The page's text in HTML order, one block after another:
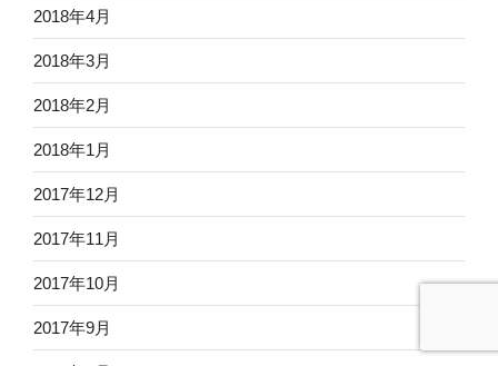
2018年4月
2018年3月
2018年2月
2018年1月
2017年12月
2017年11月
2017年10月
2017年9月